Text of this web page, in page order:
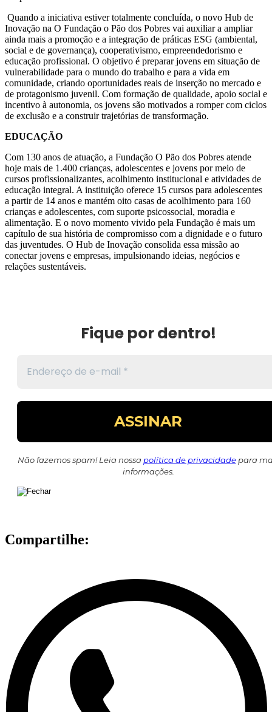
Quando a iniciativa estiver totalmente concluída, o novo Hub de
Inovação na O Fundação o Pão dos Pobres vai auxiliar a ampliar
ainda mais a promoção e a integração de práticas ESG (ambiental,
social e de governança), cooperativismo, empreendedorismo e
educação profissional. O objetivo é preparar jovens em situação de
vulnerabilidade para o mundo do trabalho e para a vida em
comunidade, criando oportunidades reais de inserção no mercado e
de protagonismo juvenil. Com formação de qualidade, apoio social e
incentivo à autonomia, os jovens são motivados a romper com ciclos
de exclusão e a construir trajetórias de transformação.
EDUCAÇÃO
Com 130 anos de atuação, a Fundação O Pão dos Pobres atende
hoje mais de 1.400 crianças, adolescentes e jovens por meio de
cursos profissionalizantes, acolhimento institucional e atividades de
educação integral. A instituição oferece 15 cursos para adolescentes
a partir de 14 anos e mantém oito casas de acolhimento para 160
crianças e adolescentes, com suporte psicossocial, moradia e
alimentação. E o novo momento vivido pela Fundação é mais um
capítulo de sua história de compromisso com a dignidade e o futuro
das juventudes. O Hub de Inovação consolida essa missão ao
conectar jovens e empresas, impulsionando ideias, negócios e
relações sustentáveis.
Fique por dentro!
Não fazemos spam! Leia nossapolítica de privacidadepara
informações.
Compartilhe: